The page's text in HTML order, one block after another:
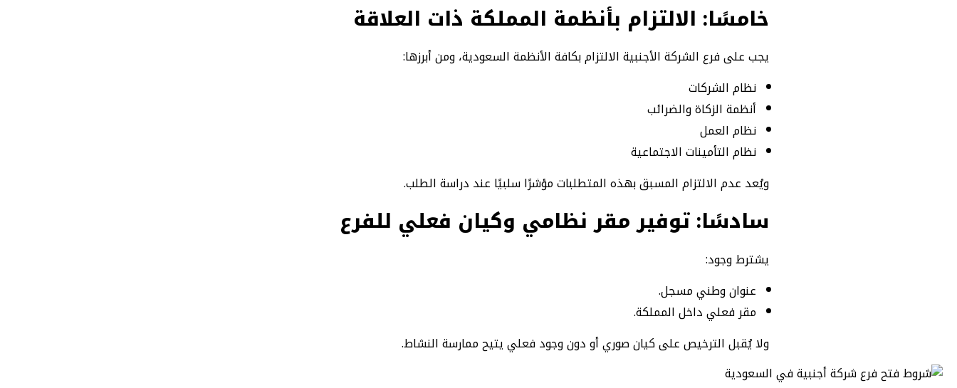
خامسًا: الالتزام بأنظمة المملكة ذات العلاقة
يجب على فرع الشركة الأجنبية الالتزام بكافة الأنظمة السعودية، ومن أبرزها:
نظام الشركات
أنظمة الزكاة والضرائب
نظام العمل
نظام التأمينات الاجتماعية
ويُعد عدم الالتزام المسبق بهذه المتطلبات مؤشرًا سلبيًا عند دراسة الطلب.
سادسًا: توفير مقر نظامي وكيان فعلي للفرع
يشترط وجود:
عنوان وطني مسجل.
مقر فعلي داخل المملكة.
ولا يُقبل الترخيص على كيان صوري أو دون وجود فعلي يتيح ممارسة النشاط.